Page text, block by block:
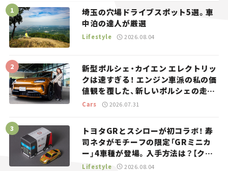
埼玉の穴場ドライブスポット5選。車
中泊の達人が厳選
Lifestyle 2026.08.04
新型ポルシェ・カイエン エレクトリッ
クは速すぎる！ エンジン車派の私の価
値観を覆した、新しいポルシェの走
り。
Cars 2026.07.31
トヨタGRとスシローが初コラボ！ 寿
司ネタがモチーフの限定「GRミニカ
ー」4車種が登場。入手方法は？【クル
マとホビー】
Lifestyle 2026.08.04